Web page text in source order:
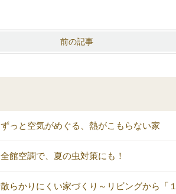
前の記事
ずっと空気がめぐる、熱がこもらない家
全館空調で、夏の虫対策にも！
散らかりにくい家づくり～リビングから「